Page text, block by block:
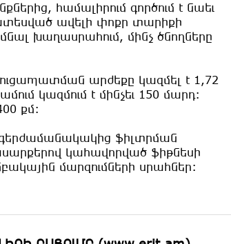
համալիրում գործում է նաեւ
ավելի փոքր տարիքի
խաղասրահում, մինչ ծնողները
արժեքը կազմել է 1,72
կազմում է մինչեւ 150 մարդ:
քմ:
ֆիլտրման
կահավորված ֆիթնեսի
մարզումների սրահներ: